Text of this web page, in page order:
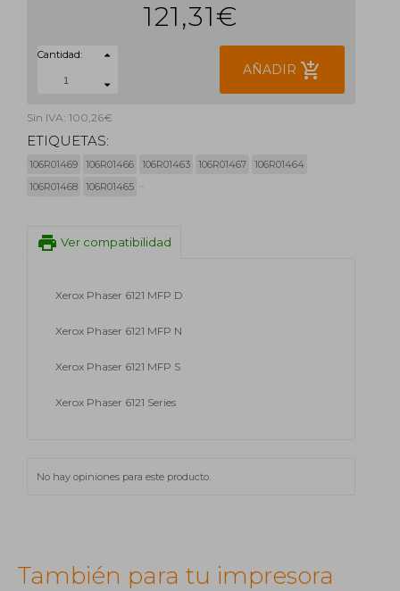
121,31€
Cantidad:
AÑADIR add_shopping_cart
Sin IVA: 100,26€
ETIQUETAS:
106R01469 106R01466 106R01463 106R01467
106R01464
106R01468
106R01465
print Ver compatibilidad
Xerox Phaser 6121 MFP D
Xerox Phaser 6121 MFP N
Xerox Phaser 6121 MFP S
Xerox Phaser 6121 Series
No hay opiniones para este producto.
También para tu impresora